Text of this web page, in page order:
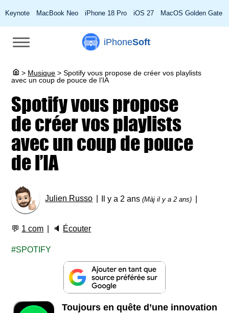
Keynote MacBook Neo iPhone 18 Pro iOS 27 MacOS Golden Gate
iPhoneSoft
> Musique > Spotify vous propose de créer vos playlists
avec un coup de pouce de l’IA
Spotify vous propose
de créer vos playlists
avec un coup de pouce
de l’IA
Julien Russo Il y a 2 ans(Màj il y a 2 ans)
💬 1 com 🔈 Écouter
SPOTIFY
Toujours en quête d’une innovation